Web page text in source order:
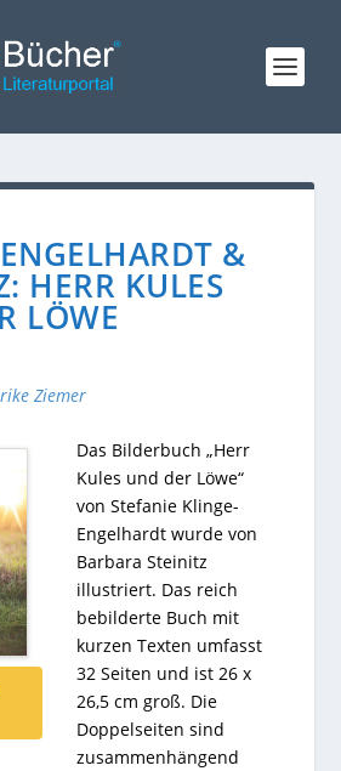
&
HERR KULES
LÖWE
Ziemer
Das Bilderbuch „Herr
Kules und der Löwe“
von Stefanie Klinge-
Engelhardt wurde von
Barbara Steinitz
illustriert. Das reich
bebilderte Buch mit
kurzen Texten umfasst
32 Seiten und ist 26 x
26,5 cm groß. Die
Doppelseiten sind
zusammenhängend